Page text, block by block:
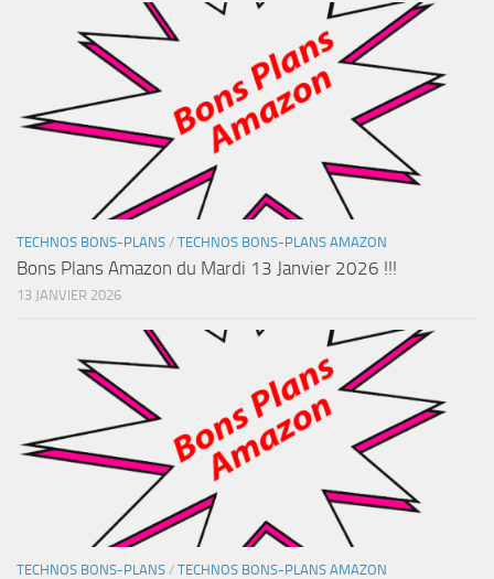
TECHNOS BONS-PLANS / TECHNOS BONS-PLANS AMAZON
Bons Plans Amazon du Mardi 13 Janvier 2026 !!!
13 JANVIER 2026
TECHNOS BONS-PLANS / TECHNOS BONS-PLANS AMAZON